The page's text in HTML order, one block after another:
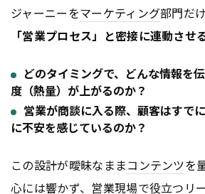
ジャーニーをマーケティング部門だ
「営業プロセス」と密接に連動させ
どのタイミングで、どんな情報を
度（熱量）が上がるのか？
営業が商談に入る際、顧客はすで
に不安を感じているのか？
この設計が曖昧なままコンテンツを
心には響かず、営業現場で役立つリ